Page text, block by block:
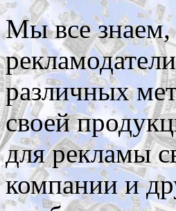
Мы все
различных
своей
для рекламы
компании и